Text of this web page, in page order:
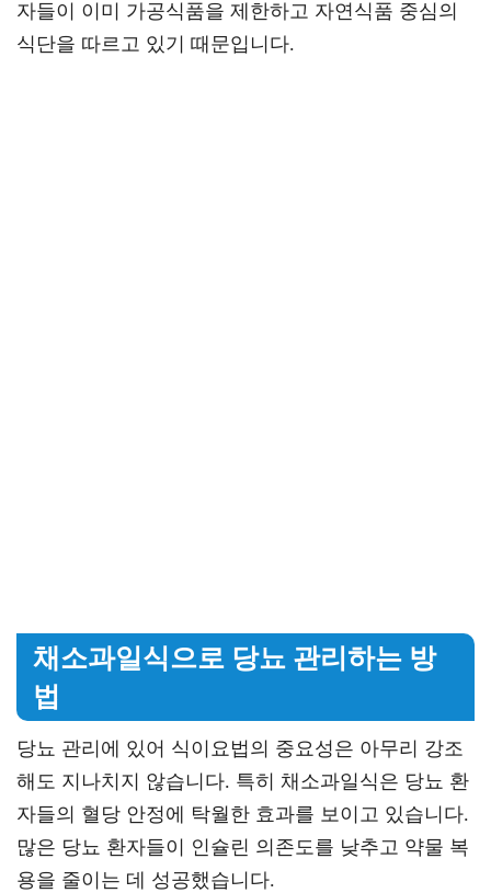
자들이 이미 가공식품을 제한하고 자연식품 중심의
식단을 따르고 있기 때문입니다.
채소과일식으로 당뇨 관리하는 방
법
당뇨 관리에 있어 식이요법의 중요성은 아무리 강조
해도 지나치지 않습니다. 특히 채소과일식은 당뇨 환
자들의 혈당 안정에 탁월한 효과를 보이고 있습니다.
많은 당뇨 환자들이 인슐린 의존도를 낮추고 약물 복
용을 줄이는 데 성공했습니다.